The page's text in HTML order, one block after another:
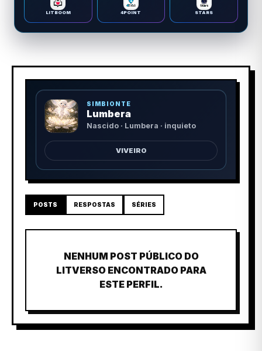
LITBOOM 4POINT STARS
SIMBIONTE
Lumbera
Nascido · Lumbera · inquieto
VIVEIRO
POSTS RESPOSTAS SÉRIES
NENHUM POST PÚBLICO DO
LITVERSO ENCONTRADO PARA
ESTE PERFIL.